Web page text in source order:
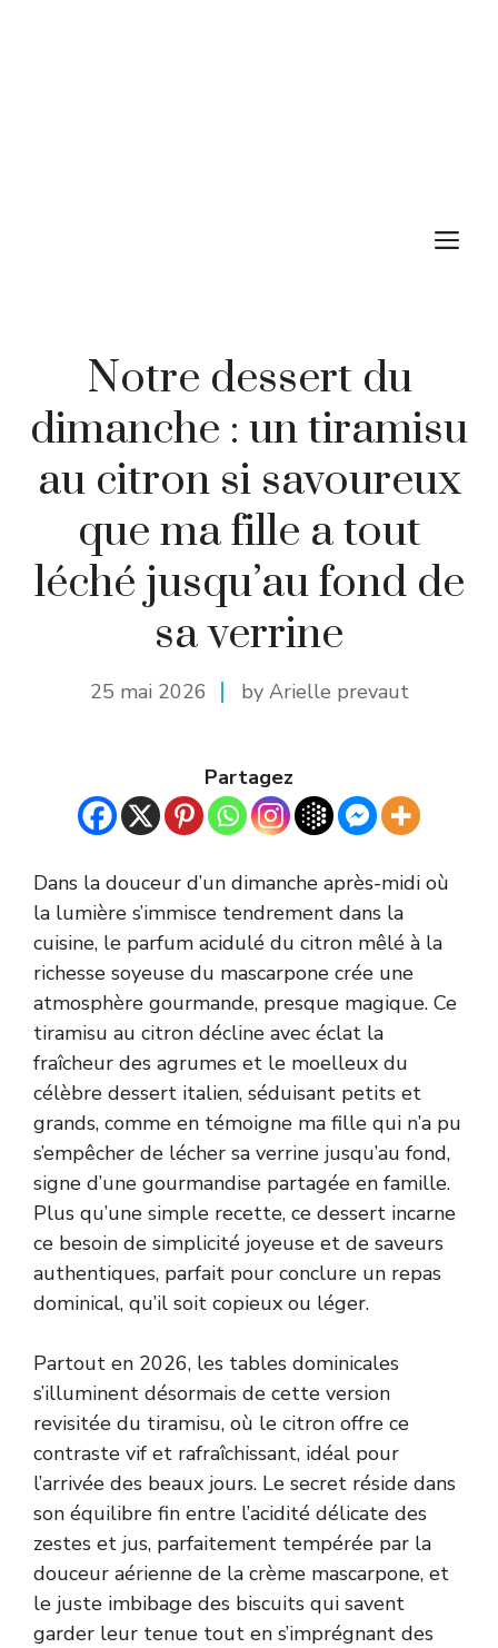
Notre dessert du
dimanche : un tiramisu
au citron si savoureux
que ma fille a tout
léché jusqu’au fond de
sa verrine
25 mai 2026 by Arielle prevaut
Partagez
Dans la douceur d’un dimanche après-midi où
la lumière s’immisce tendrement dans la
cuisine, le parfum acidulé du citron mêlé à la
richesse soyeuse du mascarpone crée une
atmosphère gourmande, presque magique. Ce
tiramisu au citron décline avec éclat la
fraîcheur des agrumes et le moelleux du
célèbre dessert italien, séduisant petits et
grands, comme en témoigne ma fille qui n’a pu
s’empêcher de lécher sa verrine jusqu’au fond,
signe d’une gourmandise partagée en famille.
Plus qu’une simple recette, ce dessert incarne
ce besoin de simplicité joyeuse et de saveurs
authentiques, parfait pour conclure un repas
dominical, qu’il soit copieux ou léger.
Partout en 2026, les tables dominicales
s’illuminent désormais de cette version
revisitée du tiramisu, où le citron offre ce
contraste vif et rafraîchissant, idéal pour
l’arrivée des beaux jours. Le secret réside dans
son équilibre fin entre l’acidité délicate des
zestes et jus, parfaitement tempérée par la
douceur aérienne de la crème mascarpone, et
le juste imbibage des biscuits qui savent
garder leur tenue tout en s’imprégnant des